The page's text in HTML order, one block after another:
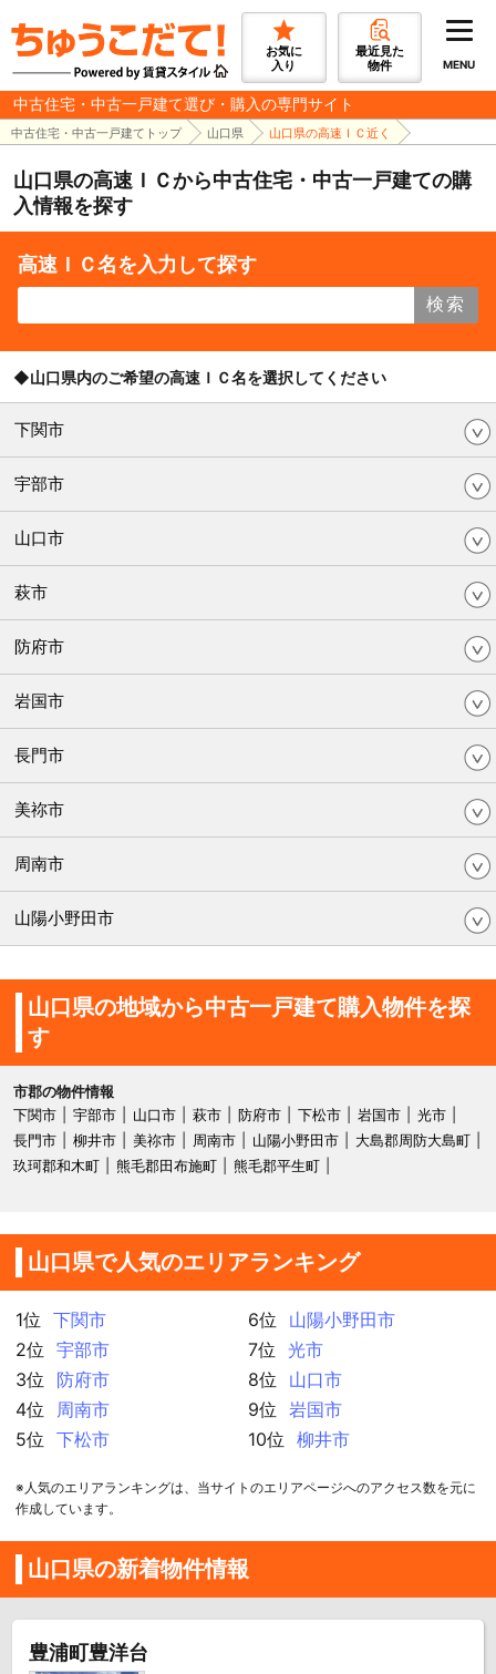
お気に
入り
最近見た
物件
MENU
中古住宅・中古一戸建て選び・購入の専門サイト
中古住宅・中古一戸建てトップ 山口県 山口県の高速ＩＣ近く
山口県の高速ＩＣから中古住宅・中古一戸建ての購
入情報を探す
高速ＩＣ名を入力して探す
検索
◆山口県内のご希望の高速ＩＣ名を選択してください
下関市
宇部市
山口市
萩市
防府市
岩国市
長門市
美祢市
周南市
山陽小野田市
山口県の地域から中古一戸建て購入物件を探
す
市郡の物件情報
下関市
宇部市 山口市 萩市 防府市 下松市 岩国市
光市
長門市
柳井市 美祢市 周南市 山陽小野田市
大島郡周防大島町
玖珂郡和木町
熊毛郡田布施町 熊毛郡平生町
山口県で人気のエリアランキング
1位
下関市
2位
宇部市
3位
防府市
4位
周南市
5位
下松市
6位
山陽小野田市
7位
光市
8位
山口市
9位
岩国市
10位
柳井市
※人気のエリアランキングは、当サイトのエリアページへのアクセス数を元に
作成しています。
山口県の新着物件情報
豊浦町豊洋台